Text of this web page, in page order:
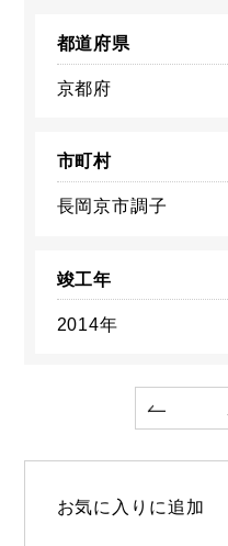
都道府県
京都府
市町村
長岡京市調子
竣工年
2014年
お気に入りに追加